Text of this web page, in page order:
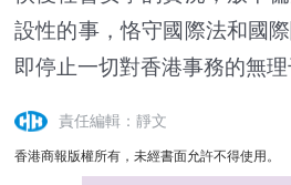
設性的事，恪守國際法和國
即停止一切對香港事務的無理
責任編輯：靜文
香港商報版權所有，未經書面允許不得使用。